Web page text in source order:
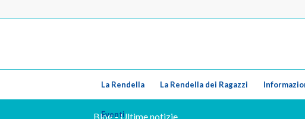
La Rendella La Rendella dei Ragazzi
Eventi
Blog - Ultime notizie